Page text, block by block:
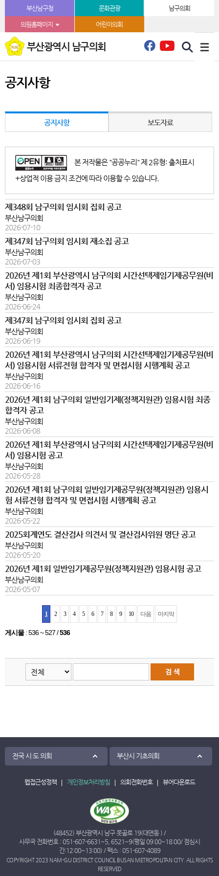
본문바로가기부산남구청 문화관광 남구의회
의원홈페이지 어린이의회
부산광역시 남구의회
공지사항
공지사항 보도자료
본 저작물은 "공공누리" 제 2유형: 출처표시
+상업적 이용 금지 조건에 따라 이용할 수 있습니다.
제348회 남구의회 임시회 집회 공고
부산남구의회
2026-07-10
제347회 남구의회 임시회 재소집 공고
부산남구의회
2026-07-03
2026년 제1회 부산광역시 남구의회 시간선택제임기제공무원(비
서) 임용시험 최종합격자 공고
부산남구의회
2026-06-24
제347회 남구의회 임시회 집회 공고
부산남구의회
2026-06-19
2026년 제1회 부산광역시 남구의회 시간선택제임기제공무원(비
서) 임용시험 서류전형 합격자 및 면접시험 시행계획 공고
부산남구의회
2026-06-16
2026년 제1회 남구의회 일반임기제(정책지원관) 임용시험 최종
합격자 공고
부산남구의회
2026-06-08
2026년 제1회 부산광역시 남구의회 시간선택제임기제공무원(비
서) 임용시험 공고
부산남구의회
2026-05-28
2026년 제1회 남구의회 일반임기제공무원(정책지원관) 임용시
험 서류전형 합격자 및 면접시험 시행계획 공고
부산남구의회
2026-05-22
2025회계연도 결산검사 의견서 및 결산검사위원 명단 공고
부산남구의회
2026-05-20
2026년 제1회 일반임기제공무원(정책지원관) 임용시험 공고
부산남구의회
2026-05-07
1 2 3 4 5 6 7 8 9 10 다음 마지막
게시물: 536 ~ 527 /536
전국 시·도 의회 부산시 기초의회
웹접근성정책 개인정보처리방침 의회전화번호 뷰어다운로드
(48452) 부산광역시 남구 못골로 19(대연동 ) /
사무국 전화번호 : 051-607-6631 ~5 6521 ~9(평일 09:00~18:00/ 점심시
간:12:00~13:00) / 팩스 : 051-607-4089
COPYRIGHT 2023 NAM-GU DISTRICT COUNCIL BUSAN METROPOLITAN CITY. ALL RIGHTS
RESERVED